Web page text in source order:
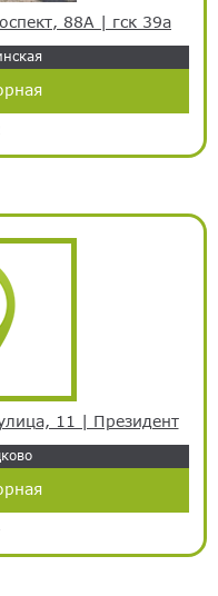
88А | гск 39а
11 | Президент